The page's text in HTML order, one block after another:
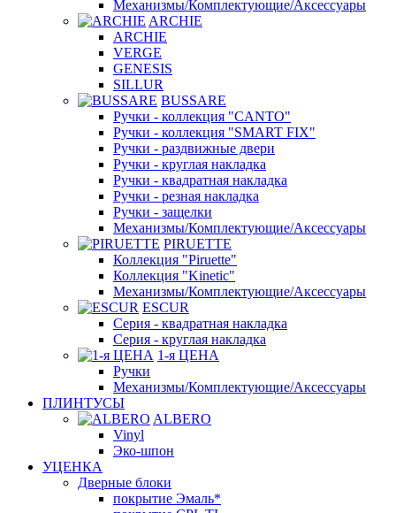
Механизмы/Комплектующие/Аксессуары
ARCHIE
ARCHIE
VERGE
GENESIS
SILLUR
BUSSARE
Ручки - коллекция "CANTO"
Ручки - коллекция "SMART FIX"
Ручки - раздвижные двери
Ручки - круглая накладка
Ручки - квадратная накладка
Ручки - резная накладка
Ручки - защелки
Механизмы/Комплектующие/Аксессуары
PIRUETTE
Коллекция "Piruette"
Коллекция "Kinetic"
Механизмы/Комплектующие/Аксессуары
ESCUR
Серия - квадратная накладка
Серия - круглая накладка
1-я ЦЕНА
Ручки
Механизмы/Комплектующие/Аксессуары
ПЛИНТУСЫ
ALBERO
Vinyl
Эко-шпон
УЦЕНКА
Дверные блоки
покрытие Эмаль*